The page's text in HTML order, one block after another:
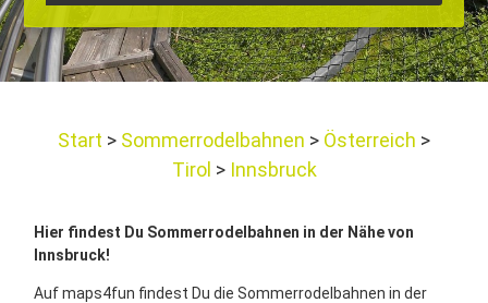
Start Sommerrodelbahnen
Österreich
Tirol
Innsbruck
Hier findest Du Sommerrodelbahnen in der Nähe von
Innsbruck!
Auf maps4fun findest Du die Sommerrodelbahnen in der